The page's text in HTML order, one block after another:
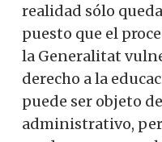
realidad sólo
puesto que el
la Generalitat
derecho a la
puede ser objeto
administrativo,